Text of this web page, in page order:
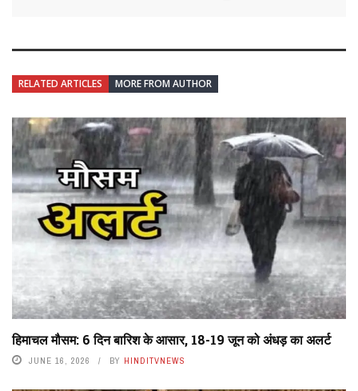
RELATED ARTICLES MORE FROM AUTHOR
हिमाचल मौसम: 6 दिन बारिश के आसार, 18-19 जून को अंधड़ का अलर्ट
JUNE 16, 2026 BY HINDITVNEWS